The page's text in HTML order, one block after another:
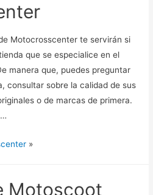
Motocrosscenter te servirán si
que se especialice en el
manera que, puedes preguntar
consultar sobre la calidad de sus
o de marcas de primera.
»
Motoscoot